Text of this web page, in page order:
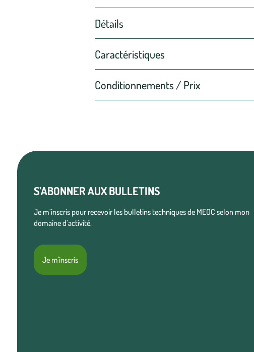
Détails
Caractéristiques
Conditionnements / Prix
S’ABONNER AUX BULLETINS
Je m’inscris pour recevoir les bulletins techniques de MEOC selon mon
domaine d’activité.
Je m'inscris